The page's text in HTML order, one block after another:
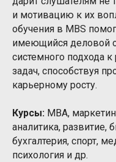
и мотивацию к их
обучения в MBS
имеющийся деловой
системного подхода
задач, способствуя
карьерному росту.
Курсы: MBA,
аналитика, развитие,
бухгалтерия, спорт,
психология и др.